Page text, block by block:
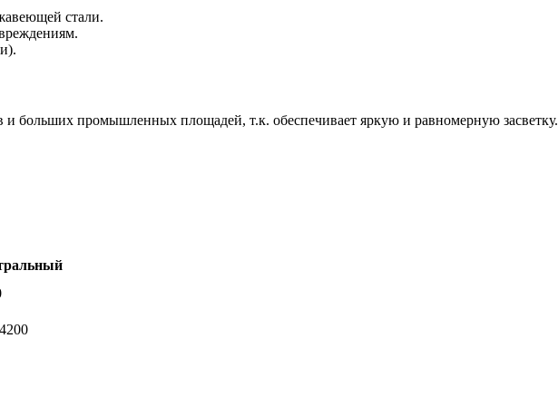
стали.
больших промышленных площадей, т.к. обеспечивает яркую и равномерную засветку.